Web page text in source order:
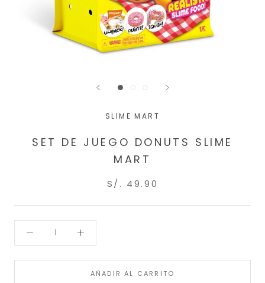
SLIME MART
SET DE JUEGO DONUTS SLIME
MART
S/. 49.90
AÑADIR AL CARRITO